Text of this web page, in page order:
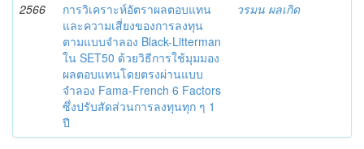
2566
การวิเคราะห์อัตราผลตอบแทน
และความเสี่ยงของการลงทุน
ตามแบบจำลอง Black-Litterman
ใน SET50 ด้วยวิธีการใช้มุมมอง
ผลตอบแทนโดยตรงผ่านแบบ
จำลอง Fama-French 6 Factors
ซึ่งปรับสัดส่วนการลงทุนทุก ๆ 1
ปี
วรมน ผลเกิด